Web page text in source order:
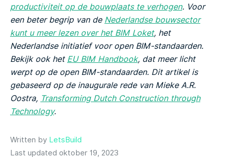
productiviteit op de bouwplaats te verhogen. Voor
een beter begrip van de Nederlandse bouwsector
kunt u meer lezen over het BIM Loket, het
Nederlandse initiatief voor open BIM-standaarden.
Bekijk ook het EU BIM Handbook, dat meer licht
werpt op de open BIM-standaarden. Dit artikel is
gebaseerd op de inaugurale rede van Mieke A.R.
Oostra, Transforming Dutch Construction through
Technology.
Written by LetsBuild
Last updated oktober 19, 2023